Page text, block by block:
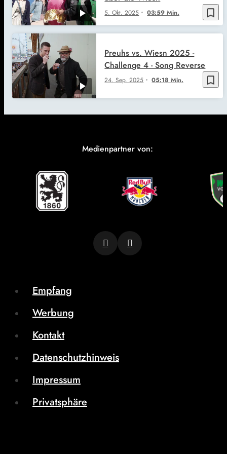
bookmark_border
5. Okt. 2025 03:59 Min.
bookmark_border
24. Sep. 2025 05:18 Min.
Preuhs vs. Wiesn 2025 -
Challenge 4 - Song Reverse
Medienpartner von:
Empfang
Werbung
Kontakt
Datenschutzhinweis
Impressum
Privatsphäre